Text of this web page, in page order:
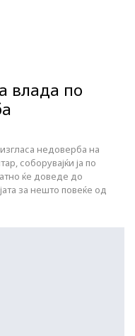
влада по
недоверба на
соборувајќи ја по
ќе доведе до
за нешто повеќе од